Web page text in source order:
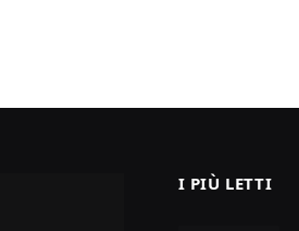
I PIÙ LETTI